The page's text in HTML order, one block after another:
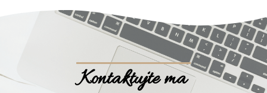
Kontaktujte ma